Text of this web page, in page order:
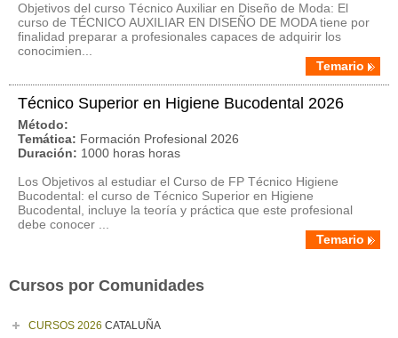
Objetivos del curso Técnico Auxiliar en Diseño de Moda: El
curso de TÉCNICO AUXILIAR EN DISEÑO DE MODA tiene por
finalidad preparar a profesionales capaces de adquirir los
conocimien...
Temario
Técnico Superior en Higiene Bucodental 2026
Método:
Temática: Formación Profesional 2026
Duración: 1000 horas horas
Los Objetivos al estudiar el Curso de FP Técnico Higiene
Bucodental: el curso de Técnico Superior en Higiene
Bucodental, incluye la teoría y práctica que este profesional
debe conocer ...
Temario
Cursos por Comunidades
CURSOS 2026 CATALUÑA